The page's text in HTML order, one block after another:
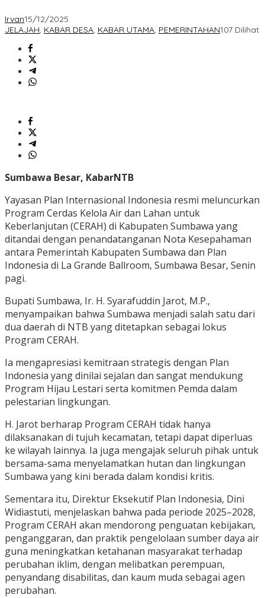
Irvan15/12/2025
JELAJAH, KABAR DESA, KABAR UTAMA, PEMERINTAHAN107 Dilihat
Sumbawa Besar, KabarNTB
Yayasan Plan Internasional Indonesia resmi meluncurkan
Program Cerdas Kelola Air dan Lahan untuk
Keberlanjutan (CERAH) di Kabupaten Sumbawa yang
ditandai dengan penandatanganan Nota Kesepahaman
antara Pemerintah Kabupaten Sumbawa dan Plan
Indonesia di La Grande Ballroom, Sumbawa Besar, Senin
pagi.
Bupati Sumbawa, Ir. H. Syarafuddin Jarot, M.P.,
menyampaikan bahwa Sumbawa menjadi salah satu dari
dua daerah di NTB yang ditetapkan sebagai lokus
Program CERAH.
Ia mengapresiasi kemitraan strategis dengan Plan
Indonesia yang dinilai sejalan dan sangat mendukung
Program Hijau Lestari serta komitmen Pemda dalam
pelestarian lingkungan.
H. Jarot berharap Program CERAH tidak hanya
dilaksanakan di tujuh kecamatan, tetapi dapat diperluas
ke wilayah lainnya. Ia juga mengajak seluruh pihak untuk
bersama-sama menyelamatkan hutan dan lingkungan
Sumbawa yang kini berada dalam kondisi kritis.
Sementara itu, Direktur Eksekutif Plan Indonesia, Dini
Widiastuti, menjelaskan bahwa pada periode 2025–2028,
Program CERAH akan mendorong penguatan kebijakan,
penganggaran, dan praktik pengelolaan sumber daya air
guna meningkatkan ketahanan masyarakat terhadap
perubahan iklim, dengan melibatkan perempuan,
penyandang disabilitas, dan kaum muda sebagai agen
perubahan.